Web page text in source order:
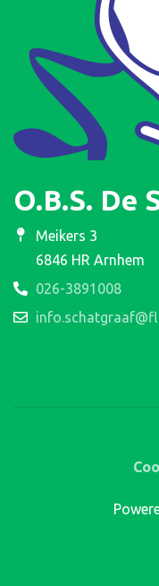
O.B.S. De
Meikers 3
6846 HR Arnhem
026-3891008